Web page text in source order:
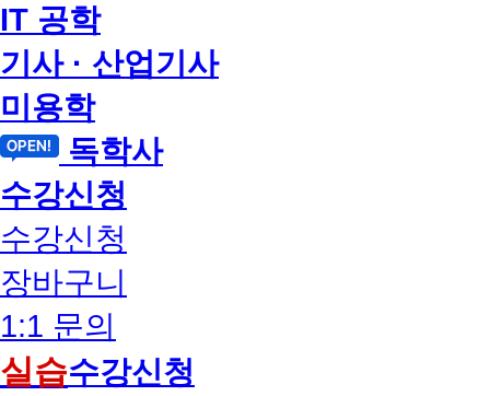
IT 공학
기사 · 산업기사
미용학
독학사
수강신청
수강신청
장바구니
1:1 문의
실습수강신청